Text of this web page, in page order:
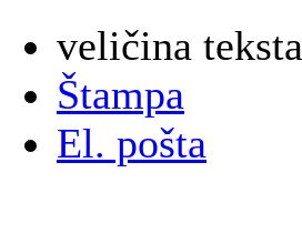
veličina teksta
Štampa
El. pošta